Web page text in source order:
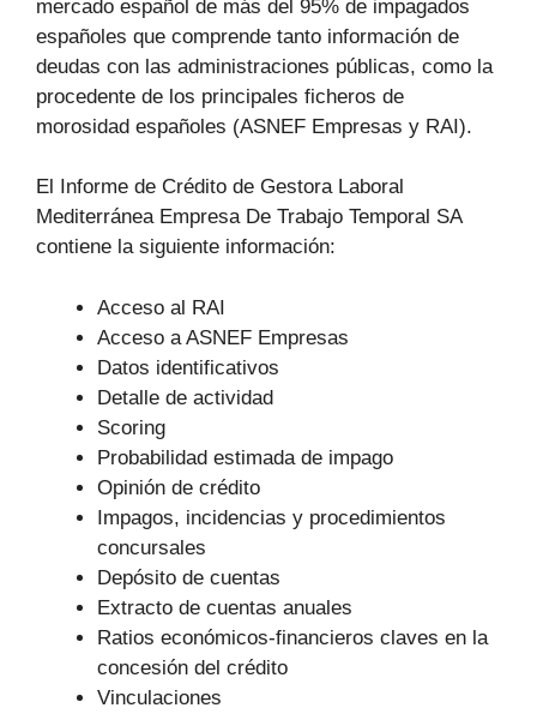
mercado español de más del 95% de impagados
españoles que comprende tanto información de
deudas con las administraciones públicas, como la
procedente de los principales ficheros de
morosidad españoles (ASNEF Empresas y RAI).
El Informe de Crédito de Gestora Laboral
Mediterránea Empresa De Trabajo Temporal SA
contiene la siguiente información:
Acceso al RAI
Acceso a ASNEF Empresas
Datos identificativos
Detalle de actividad
Scoring
Probabilidad estimada de impago
Opinión de crédito
Impagos, incidencias y procedimientos
concursales
Depósito de cuentas
Extracto de cuentas anuales
Ratios económicos-financieros claves en la
concesión del crédito
Vinculaciones